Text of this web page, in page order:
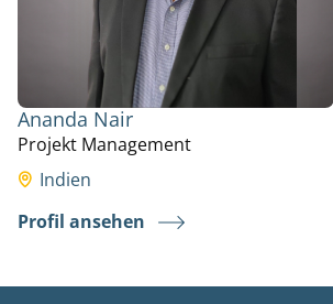
Ananda Nair
Projekt Management
Indien
Profil ansehen